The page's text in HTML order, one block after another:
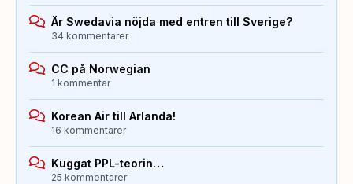
Är Swedavia nöjda med entren till Sverige?
34 kommentarer
CC på Norwegian
1 kommentar
Korean Air till Arlanda!
16 kommentarer
Kuggat PPL-teorin…
25 kommentarer